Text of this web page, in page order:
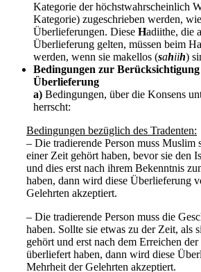
Kategorie der höchstwahrscheinlich
Kategorie) zugeschrieben werden,
Überlieferungen. Diese Hadiithe, die
Überlieferung gelten, müssen beim
werden, wenn sie makellos (sahiih)
Bedingungen zur
Überlieferung
a) Bedingungen, über die Konsens
herrscht:
Bedingungen bezüglich des Tradenten:
– Die tradierende Person muss Muslim
einer Zeit gehört haben, bevor sie den
und dies erst nach ihrem Bekenntnis
haben, dann wird diese Überlieferung
Gelehrten akzeptiert.
– Die tradierende Person muss die
haben. Sollte sie etwas zu der Zeit, als
gehört und erst nach dem Erreichen
überliefert haben, dann wird diese
Mehrheit der Gelehrten akzeptiert.